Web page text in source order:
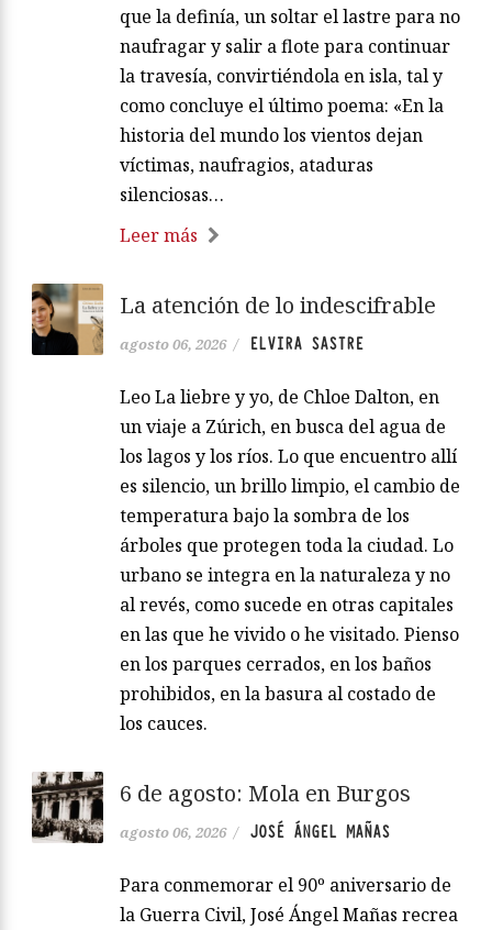
que la definía, un soltar el lastre para no
naufragar y salir a flote para continuar
la travesía, convirtiéndola en isla, tal y
como concluye el último poema: «En la
historia del mundo los vientos dejan
víctimas, naufragios, ataduras
silenciosas…
Leer más
La atención de lo indescifrable
agosto 06, 2026 / ELVIRA SASTRE
Leo La liebre y yo, de Chloe Dalton, en
un viaje a Zúrich, en busca del agua de
los lagos y los ríos. Lo que encuentro allí
es silencio, un brillo limpio, el cambio de
temperatura bajo la sombra de los
árboles que protegen toda la ciudad. Lo
urbano se integra en la naturaleza y no
al revés, como sucede en otras capitales
en las que he vivido o he visitado. Pienso
en los parques cerrados, en los baños
prohibidos, en la basura al costado de
los cauces.
6 de agosto: Mola en Burgos
agosto 06, 2026 / JOSÉ ÁNGEL MAÑAS
Para conmemorar el 90º aniversario de
la Guerra Civil, José Ángel Mañas recrea